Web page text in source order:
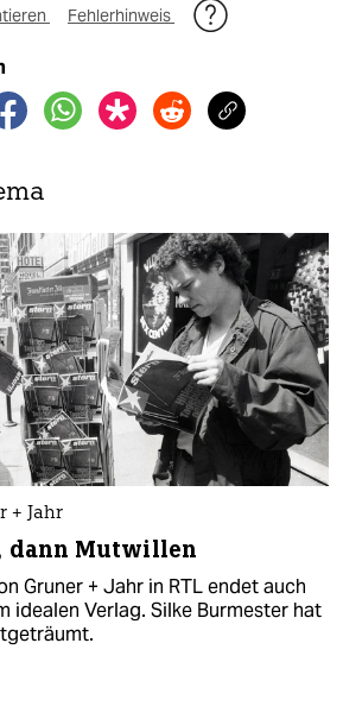
Fehlerhinweis
+ Jahr
dann Mutwillen
Gruner + Jahr in RTL endet auch
idealen Verlag. Silke Burmester hat